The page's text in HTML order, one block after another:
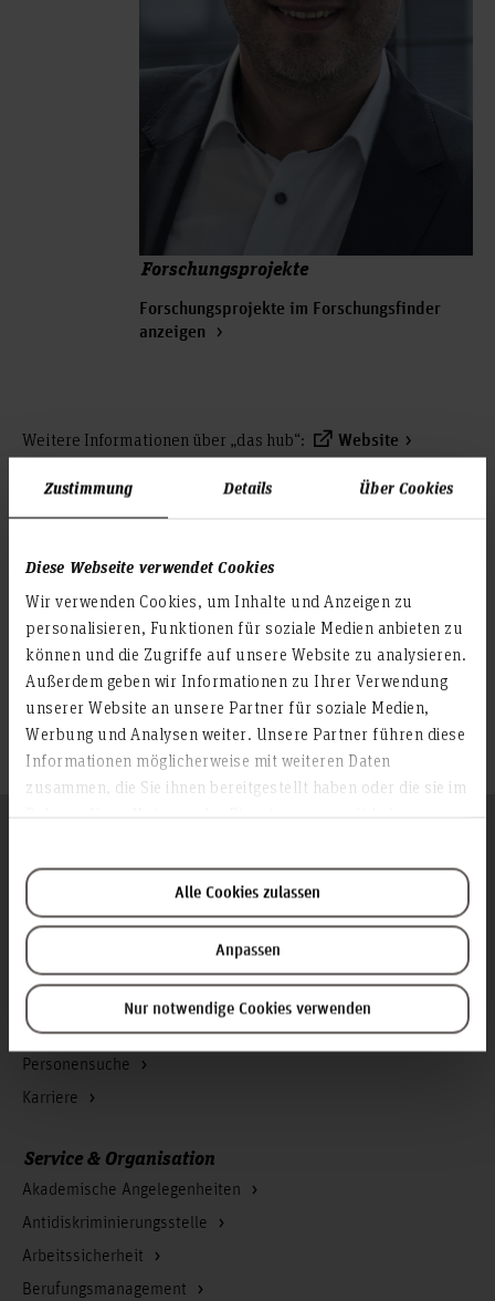
Zustimmung Details Über Cookies
Diese Webseite verwendet Cookies
Wir verwenden Cookies, um Inhalte und Anzeigen zu
personalisieren, Funktionen für soziale Medien anbieten zu
können und die Zugriffe auf unsere Website zu analysieren.
Außerdem geben wir Informationen zu Ihrer Verwendung
unserer Website an unsere Partner für soziale Medien,
Werbung und Analysen weiter. Unsere Partner führen diese
Informationen möglicherweise mit weiteren Daten
zusammen, die Sie ihnen bereitgestellt haben oder die sie im
Alle Cookies zulassen
Anpassen
Nur notwendige Cookies verwenden
Forschungsprojekte
Forschungsprojekte im Forschungsfinder
anzeigen
Weitere Informationen über „das hub“: Website
Profile in Publikationsverzeichnissen: Researchgate
Profile in Sozialen Netzwerken:
Sprechzeiten der Professorinnen und Professoren in der
Abteilung WI
HsH Gremien
Mitglied in der Studienkommission
Infos zur Hochschule
Kontakt und Anreise
Startseite Hochschule Hannover
Presse
Personensuche
Karriere
Service & Organisation
Akademische Angelegenheiten
Antidiskriminierungsstelle
Arbeitssicherheit
Berufungsmanagement